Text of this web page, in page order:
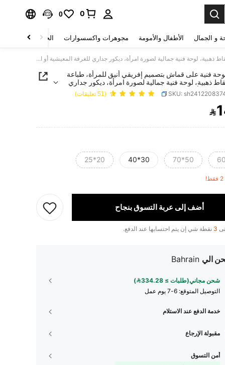
0
0
و الجمال الأطفال والأمومة مجوهرات واكسسوارات الحقائب والأمتعة
3 قطع لوحة فنية على قماش بتصميم إفريقي أنيق للمرأة، طباعة حديثة بنقاط ذهبية، لوحة فنية جمالية لصورة امرأة، ديكور جداري للغرفة المعيشية أو السكن الجامعي، بدون إطار
فنية على قماش بتصميم إفريقي أنيق للمرأة، طباعة
ذهبية، لوحة فنية جمالية لصورة امرأة، ديكور جداري
أو السكن الجامعي، بدون إطار
SKU: (51 تعليقات)
PRICE AND 
50*70
30*40
20*25
أضف إلى عربة التسوق بنجاح
3 نقطة شي إن يتم احتسابها عند الدفع.
الي Bahrain
شحن مجاني(طلبات ≥ 334.28)
التوصيل المتوقع: 6-7 يوم عمل
خدمة الدفع عند الاستلام
مقبولة الإرجاع
أمن التسوق